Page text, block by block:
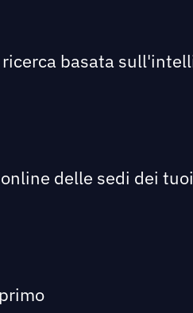
basata
delle sedi dei